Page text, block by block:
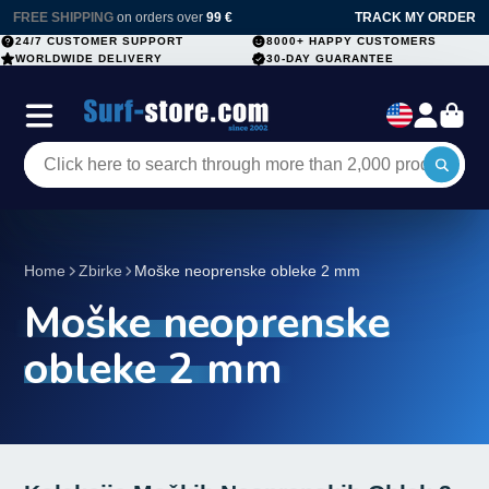
FREE SHIPPING on orders over 99 € TRACK MY ORDER
24/7 CUSTOMER SUPPORT
8000+ HAPPY CUSTOMERS
WORLDWIDE DELIVERY
30-DAY GUARANTEE
Home Zbirke Moške neoprenske obleke 2 mm
Moške neoprenske
obleke 2 mm